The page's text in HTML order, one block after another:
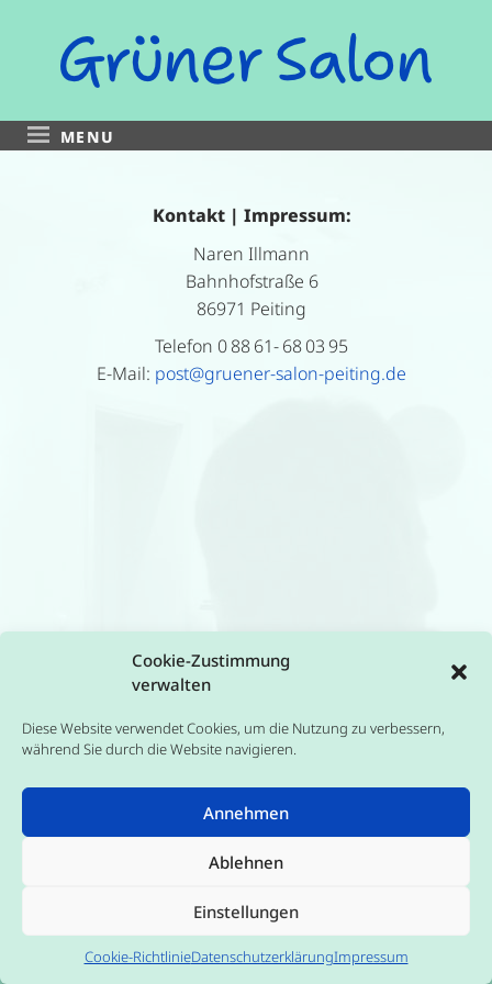
Cookie-Zustimmung
verwalten
Diese Website verwendet Cookies, um die Nutzung zu verbessern,
während Sie durch die Website navigieren.
Annehmen
Ablehnen
Einstellungen
Cookie-RichtlinieDatenschutzerklärungImpressum
MENU
Kontakt | Impressum:
Naren Illmann
Bahnhofstraße 6
86971 Peiting
Telefon 0 88 61- 68 03 95
E-Mail: post@gruener-salon-peiting.de
Design
Theme-Anpassung, Fotografie und Umsetzung: Helmut
Haftungsausschluss(Disclaimer)
Für E-Mail-Newsletter anmelden
Datenschutz
© 2023 Grüner Salon · Naren Illmann
Theme by SiteOrigin